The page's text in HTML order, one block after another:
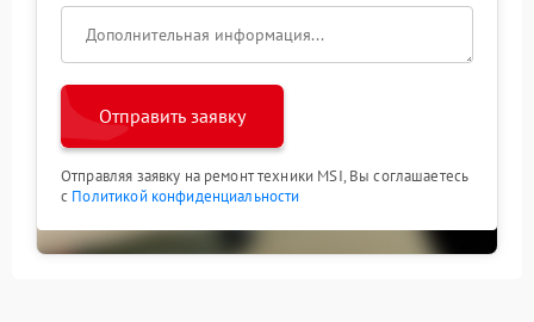
Отправить заявку
Отправляя заявку на ремонт техники MSI, Вы соглашаетесь
с Политикой конфиденциальности